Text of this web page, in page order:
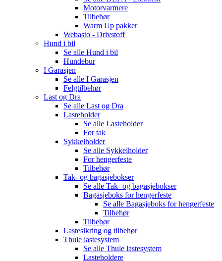
Motorvarmere
Tilbehør
Warm Up pakker
Webasto - Drivstoff
Hund i bil
Se alle Hund i bil
Hundebur
I Garasjen
Se alle I Garasjen
Felgtilbehør
Last og Dra
Se alle Last og Dra
Lasteholder
Se alle Lasteholder
For tak
Sykkelholder
Se alle Sykkelholder
For hengerfeste
Tilbehør
Tak- og bagasjebokser
Se alle Tak- og bagasjebokser
Bagasjeboks for hengerfeste
Se alle Bagasjeboks for hengerfeste
Tilbehør
Tilbehør
Lastesikring og tilbehør
Thule lastesystem
Se alle Thule lastesystem
Lasteholdere